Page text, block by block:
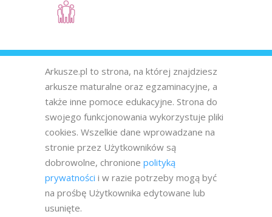
Arkusze.pl to strona, na której znajdziesz
arkusze maturalne oraz egzaminacyjne, a
także inne pomoce edukacyjne. Strona do
swojego funkcjonowania wykorzystuje pliki
cookies. Wszelkie dane wprowadzane na
stronie przez Użytkowników są
dobrowolne, chronione polityką
prywatności i w razie potrzeby mogą być
na prośbę Użytkownika edytowane lub
usunięte.